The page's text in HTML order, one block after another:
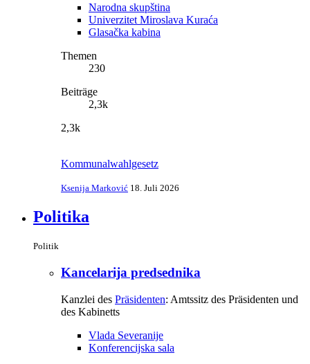
Narodna skupština
Univerzitet Miroslava Kuraća
Glasačka kabina
Themen
230
Beiträge
2,3k
2,3k
Kommunalwahlgesetz
Ksenija Marković 18. Juli 2026
Politika
Politik
Kancelarija predsednika
Kanzlei des Präsidenten: Amtssitz des Präsidenten und
des Kabinetts
Vlada Severanije
Konferencijska sala